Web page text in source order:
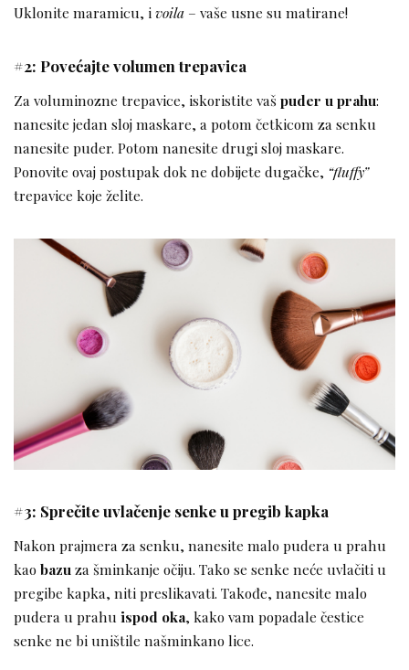
Uklonite maramicu, ivoila – vaše usne su matirane!
#2: Povećajte volumen trepavica
Za voluminozne trepavice, iskoristite vaš puder u prahu:
nanesite jedan sloj maskare, a potom četkicom za senku
nanesite puder. Potom nanesite drugi sloj maskare.
Ponovite ovaj postupak dok ne dobijete dugačke, “fluffy”
trepavice koje želite.
#3: Sprečite uvlačenje senke u pregib kapka
Nakon prajmera za senku, nanesite malo pudera u prahu
kaobazu za šminkanje očiju. Tako se senke neće uvlačiti u
pregibe kapka, niti preslikavati. Takođe, nanesite malo
pudera u prahu ispod oka, kako vam popadale čestice
senke ne bi uništile našminkano lice.